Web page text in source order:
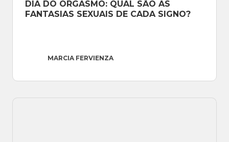
DIA DO ORGASMO: QUAL SÃO AS
FANTASIAS SEXUAIS DE CADA SIGNO?
MARCIA FERVIENZA